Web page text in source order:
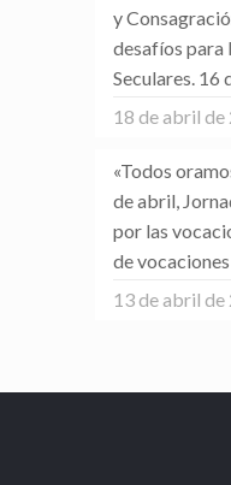
y
desafíos para
Seculares. 16
18 de abril de
«Todos
de abril,
por las
de
13 de abril de